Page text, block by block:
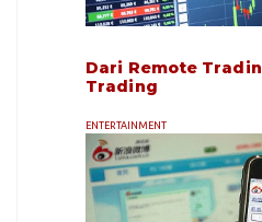
Dari Remote
Trading
ENTERTAINMENT